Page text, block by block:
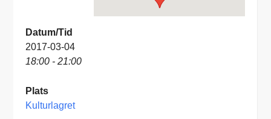
Datum/Tid
2017-03-04
18:00 - 21:00
Plats
Kulturlagret